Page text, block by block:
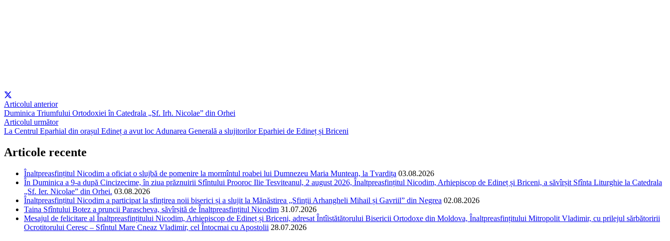
Articolul anterior
Duminica Triumfului Ortodoxiei în Catedrala „Sf. Irh. Nicolae” din Orhei
Articolul următor
La Centrul Eparhial din orașul Edineț a avut loc Adunarea Generală a slujitorilor Eparhiei de Edineț și Briceni
Articole recente
Înaltpreasfințitul Nicodim a oficiat o slujbă de pomenire la mormîntul roabei lui Dumnezeu Maria Muntean, la Tvardița 03.08.2026
În Duminica a 9-a după Cincizecime, în ziua prăznuirii Sfîntului Prooroc Ilie Tesviteanul, 2 august 2026, Înaltpreasfințitul Nicodim, Arhiepiscop de Edineț și Briceni, a săvîrșit Sfînta Liturghie la Catedrala
„Sf. Ier. Nicolae” din Orhei. 03.08.2026
Înaltpreasfințitul Nicodim a participat la sfințirea noii biserici și a slujit la Mănăstirea „Sfinții Arhangheli Mihail și Gavriil” din Negrea 02.08.2026
Taina Sfîntului Botez a pruncii Parascheva, săvîrșită de Înaltpreasfințitul Nicodim 31.07.2026
Mesajul de felicitare al Înaltpreasfințitului Nicodim, Arhiepiscop de Edineț și Briceni, adresat Întîistătătorului Bisericii Ortodoxe din Moldova, Înaltpreasfințitului Mitropolit Vladimir, cu prilejul sărbătoririi
Ocrotitorului Ceresc – Sfîntul Mare Cneaz Vladimir, cel Întocmai cu Apostolii 28.07.2026